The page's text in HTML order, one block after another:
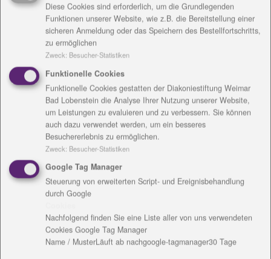
Die Veranstalter des SonneMondSterne-Festivals, das
jährlich am zweiten August-Wochenende in Saalburg
stattfindet, haben 1500 Euro für das Weisse Ross in
Saalburg gespendet. Das Haus für Betreutes Wohnen
war nach einem Brand im Januar 2014 unbewohnbar
geworden und steht seitdem leer.
Noch in diesem Jahr ist Baubeginn für 17
barrierearme Wohnungen, die vorrrangig an Senioren
und hilfebedürftige Menschen vermietet werden. Die
Diakoniestiftung dankt herzlich für diese
Unterstützung.
Diese Cookies sind erforderlich, um die Grundlegenden
Funktionen unserer Website, wie z.B. die Bereitstellung einer
sicheren Anmeldung oder das Speichern des Bestellfortschritts,
zu ermöglichen
Zweck: Besucher-Statistiken
Funktionelle Cookies
Funktionelle Cookies gestatten der Diakoniestiftung Weimar
Bad Lobenstein die Analyse Ihrer Nutzung unserer Website,
um Leistungen zu evaluieren und zu verbessern. Sie können
auch dazu verwendet werden, um ein besseres
Besuchererlebnis zu ermöglichen.
Zweck: Besucher-Statistiken
Google Tag Manager
Steuerung von erweiterten Script- und Ereignisbehandlung
durch Google
Nachfolgend finden Sie eine Liste aller von uns verwendeten
Cookies Google Tag Manager
Name / MusterLäuft ab nachgoogle-tagmanager30 Tage